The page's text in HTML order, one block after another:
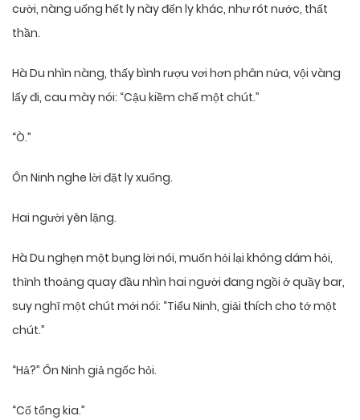
cười, nàng uống hết ly này đến ly khác, như rót nước, thất
thần.
Hà Du nhìn nàng, thấy bình rượu vơi hơn phân nửa, vội vàng
lấy đi, cau mày nói: “Cậu kiềm chế một chút.”
“Ò.”
Ôn Ninh nghe lời đặt ly xuống.
Hai người yên lặng.
Hà Du nghẹn một bụng lời nói, muốn hỏi lại không dám hỏi,
thỉnh thoảng quay đầu nhìn hai người đang ngồi ở quầy bar,
suy nghĩ một chút mới nói: “Tiểu Ninh, giải thích cho tớ một
chút.”
“Hả?” Ôn Ninh giả ngốc hỏi.
“Cố tổng kia.”